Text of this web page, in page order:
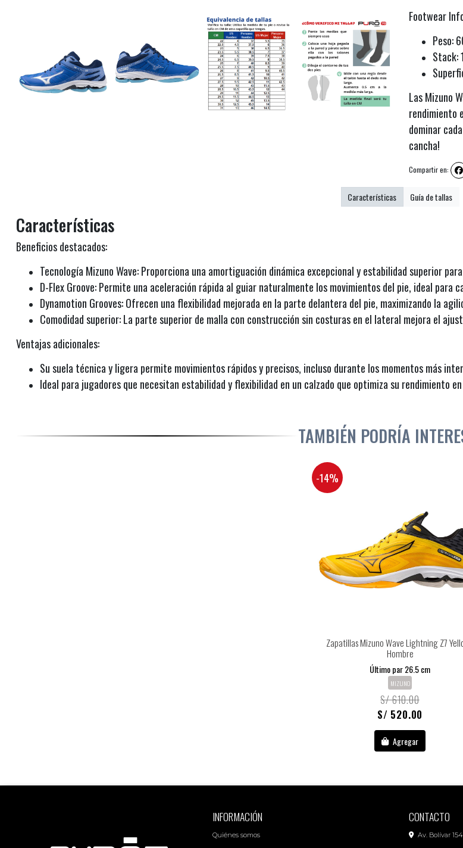
Footwear
Peso:
Stack:
Las Mizuno
rendimiento
dominar
cancha!
Compartir en:
Características
Beneficios destacados:
Tecnología Mizuno Wave: Proporciona una amortiguación dinámica excepcional y estabilidad superior
D-Flex Groove: Permite una aceleración rápida al guiar naturalmente los movimientos del pie, ideal para
Dynamotion Grooves: Ofrecen una flexibilidad mejorada en la parte delantera del pie, maximizando la
Comodidad superior: La parte superior de malla con construcción sin costuras en el lateral mejora el
Ventajas adicionales:
Su suela técnica y ligera permite movimientos rápidos y precisos, incluso durante los momentos más
Ideal para jugadores que necesitan estabilidad y flexibilidad en un calzado que optimiza su rendimiento
Características Guía de tallas
TAMBIÉN PODRÍA
-14%
Zapatillas Mizuno Wave Lightning Z7
Hombre
Último par 26.5 cm
MIZUNO
S/ 610.00
S/ 520.00
Agregar
INFORMACIÓN
Quiénes somos
CONTACTO
Av. Bolívar